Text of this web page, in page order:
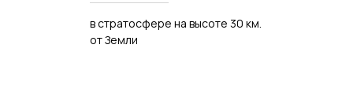
в стратосфере на высоте 30 км.
от Земли